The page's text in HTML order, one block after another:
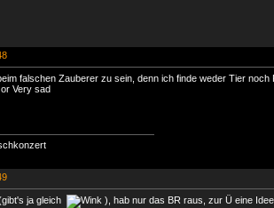
falschen Zauberer zu sein, denn ich finde weder Tier noch
ja gleich
), hab nur das BR raus, zur Ü eine